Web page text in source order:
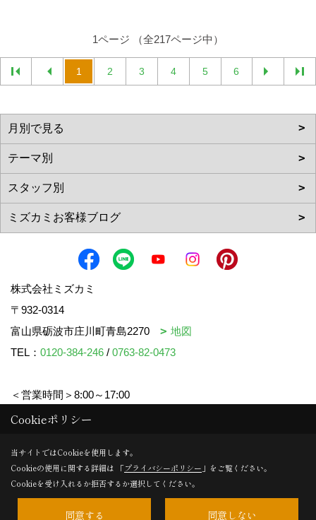
1ページ （全217ページ中）
1 2 3 4 5 6
株式会社ミズカミ
〒932-0314
富山県砺波市庄川町青島2270
地図
TEL： 0120-384-246 / 0763-82-0473
＜営業時間＞8:00～17:00
＜定休日＞水曜日・祝日
Copyright (c) mizukami. All Rights Reserved.
Cookieポリシー
当サイトではCookieを使用します。
Cookieの使用に関する詳細は 「プライバシーポリシー 」をご覧ください。
Cookieを受け入れるか拒否するか選択してください。
同意する 同意しない